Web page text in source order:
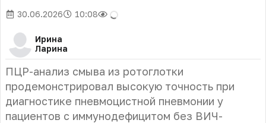
30.06.2026 10:08
Ирина
Ларина
ПЦР-анализ смыва из ротоглотки
продемонстрировал высокую точность при
диагностике пневмоцистной пневмонии у
пациентов с иммунодефицитом без ВИЧ-